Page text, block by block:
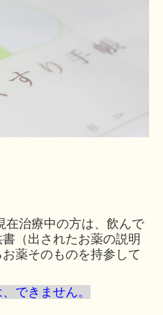
治療中の方は、飲んで
（出されたお薬の説明
薬そのものを持参して
できません。